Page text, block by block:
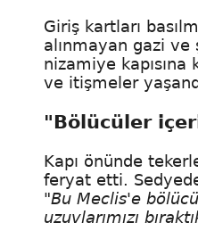
Giriş kartları
alınmayan gazi
nizamiye
ve itişmeler
"Bölücüler
Kapı önünde
feryat etti.
"Bu Meclis'e
uzuvlarımızı